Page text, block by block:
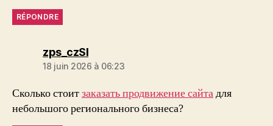
RÉPONDRE
zps_czSldit :
18 juin 2026 à 06:23
Сколько стоитзаказать продвижение сайтадля
небольшого регионального бизнеса?